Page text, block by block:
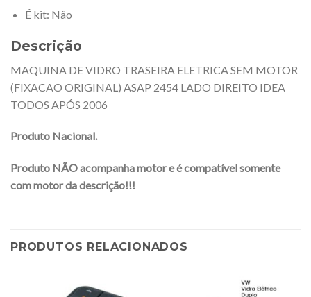
É kit: Não
Descrição
MAQUINA DE VIDRO TRASEIRA ELETRICA SEM MOTOR
(FIXACAO ORIGINAL) ASAP 2454 LADO DIREITO IDEA
TODOS APÓS 2006
Produto Nacional.
Produto NÃO acompanha motor e é compatível somente
com motor da descrição!!!
PRODUTOS RELACIONADOS